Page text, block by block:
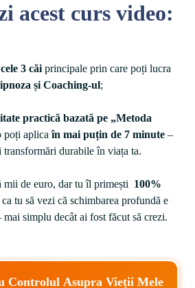
acest curs video:
3 căi principale prin care poți lucra
și Coaching-ul;
practică bazată pe „Metoda
poți aplica în mai puțin de 7 minute –
transformări durabile în viața ta.
mii de euro, dar tu îl primești 100%
tu să vezi că schimbarea profundă e
simplu decât ai fost făcut să crezi.
Controlul Asupra Vieții Mele